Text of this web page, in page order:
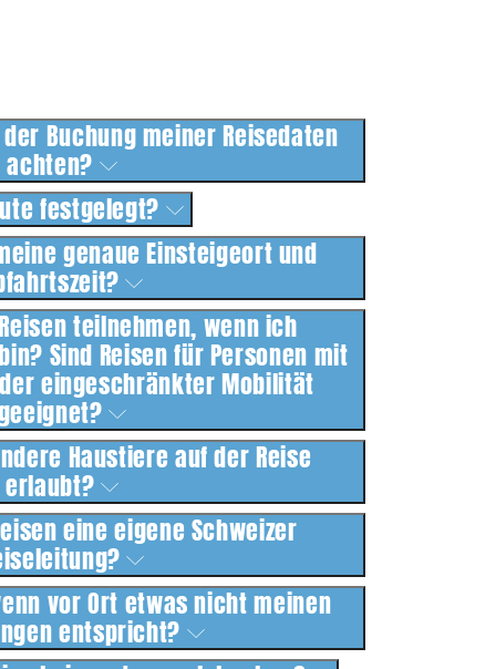
Buchung meiner Reisedaten
achten?
festgelegt?
genaue Einsteigeort und
teilnehmen, wenn ich
Sind Reisen für Personen mit
eingeschränkter Mobilität
Haustiere auf der Reise
erlaubt?
eine eigene Schweizer
vor Ort etwas nicht meinen
entspricht?